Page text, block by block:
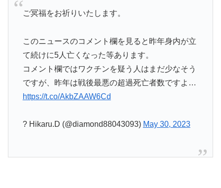
ご冥福をお祈りいたします。
このニュースのコメント欄を見ると昨年身内が立
て続けに5人亡くなった等あります。
コメント欄ではワクチンを疑う人はまだ少なそう
ですが、昨年は戦後最悪の超過死亡者数ですよ…
https://t.co/AkbZAAW6Cd
? Hikaru.D (@diamond88043093) May 30, 2023